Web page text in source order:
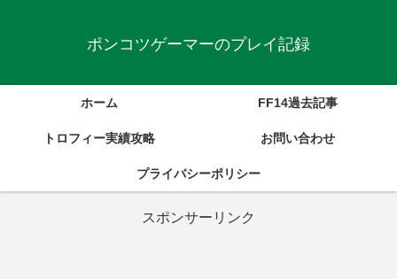
ポンコツゲーマーのプレイ記録
ホーム FF14過去記事
トロフィー実績攻略 お問い合わせ
プライバシーポリシー
スポンサーリンク